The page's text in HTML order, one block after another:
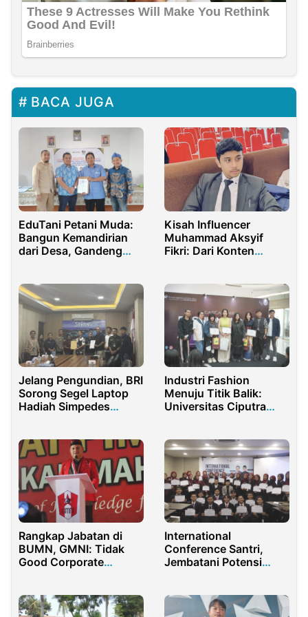
BACA JUGA
EduTani Petani Muda:
Bangun Kemandirian
dari Desa, Gandeng
Kisah Influencer
Muhammad Aksyif
Fikri: Dari Konten
Profesional
Jelang Pengundian, BRI
Sorong Segel Laptop
Hadiah Simpedes
Industri Fashion
Menuju Titik Balik:
Universitas Ciputra
Keberlanjutan
Rangkap Jabatan di
BUMN, GMNI: Tidak
Good Corporate
International
Conference Santri,
Jembatani Potensi